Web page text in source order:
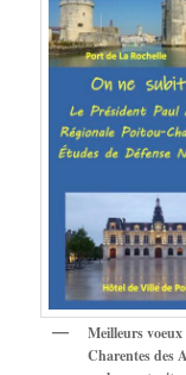
Meilleurs
Charentes des